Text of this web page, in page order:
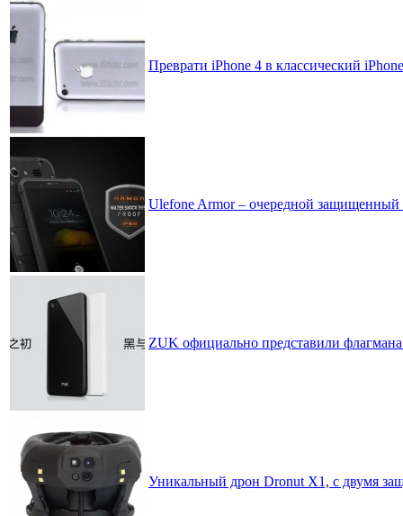
Преврати iPhone 4 в классический
Ulefone Armor – очередной защищенный
ZUK официально представили
Уникальный дрон Dronut X1, с двумя